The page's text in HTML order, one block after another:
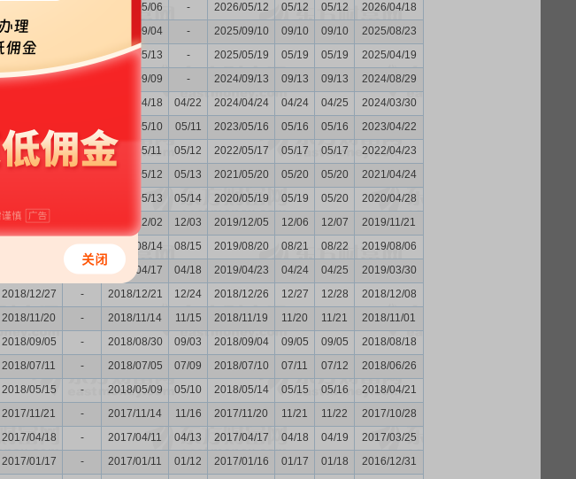
2026/05/06 - 2026/05/12 05/12 05/12
2026/04/18
2025/09/10 2025/09/04 - 2025/09/10 09/10 09/10
2025/08/23
2025/05/19 2025/05/13 - 2025/05/19 05/19 05/19
2025/04/19
2024/09/13 2024/09/09 - 2024/09/13 09/13 09/13
2024/08/29
2024/04/18 04/22 2024/04/24 04/24 04/25
2024/03/30
2023/05/16 2023/05/10 05/11 2023/05/16 05/16 05/16
2023/04/22
2022/05/17 2022/05/11 05/12 2022/05/17 05/17 05/17
2022/04/23
2021/05/12 05/13 2021/05/20 05/20 05/20
2021/04/24
2020/05/13 05/14 2020/05/19 05/19 05/20
2020/04/28
2019/12/06 2019/12/02 12/03 2019/12/05 12/06 12/07
2019/11/21
- 2019/08/14 08/15 2019/08/20 08/21 08/22
2019/08/06
2019/04/17 04/18 2019/04/23 04/24 04/25
2019/03/30
2018/12/27 - 2018/12/21 12/24 2018/12/26 12/27 12/28
2018/12/08
2018/11/20 - 2018/11/14 11/15 2018/11/19 11/20 11/21
2018/11/01
2018/09/05 - 2018/08/30 09/03 2018/09/04 09/05 09/05
2018/08/18
2018/07/11 - 2018/07/05 07/09 2018/07/10 07/11 07/12
2018/06/26
2018/05/15 - 2018/05/09 05/10 2018/05/14 05/15 05/16
2018/04/21
2017/11/21 - 2017/11/14 11/16 2017/11/20 11/21 11/22
2017/10/28
2017/04/18 - 2017/04/11 04/13 2017/04/17 04/18 04/19
2017/03/25
2017/01/17 - 2017/01/11 01/12 2017/01/16 01/17 01/18
2016/12/31